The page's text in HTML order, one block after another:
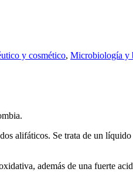
y cosmético, Microbiología y
alifáticos. Se trata de un
además de una fuerte